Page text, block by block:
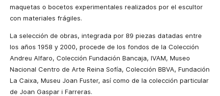
maquetas o bocetos experimentales realizados por el escultor
con materiales frágiles.
La selección de obras, integrada por 89 piezas datadas entre
los años 1958 y 2000, procede de los fondos de la Colección
Andreu Alfaro, Colección Fundación Bancaja, IVAM, Museo
Nacional Centro de Arte Reina Sofía, Colección BBVA, Fundación
La Caixa, Museu Joan Fuster, así como de la colección particular
de Joan Gaspar i Farreras.